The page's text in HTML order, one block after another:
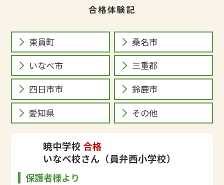
合格体験記
東員町
桑名市
いなべ市
三重郡
四日市市
鈴鹿市
愛知県
その他
暁中学校 合格
いなべ校さん（員弁西小学校）
保護者様より